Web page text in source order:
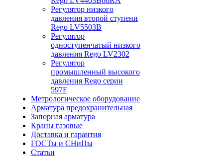
Регулятор низкого
давления второй ступени
Rego LV5503B
Регулятор
одноступенчатый низкого
давления Rego LV2302
Регулятор
промышленный высокого
давления Rego серии
597F
Метрологическое оборудование
Арматура предохранительная
Запорная арматура
Краны газовые
Доставка и гарантия
ГОСТы и СНиПы
Статьи